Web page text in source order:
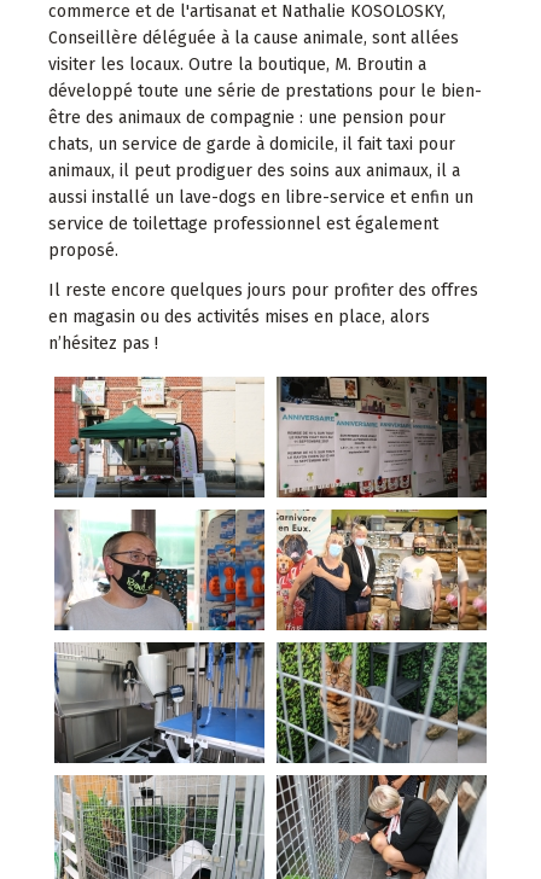
commerce et de l'artisanat et Nathalie KOSOLOSKY,
Conseillère déléguée à la cause animale, sont allées
visiter les locaux. Outre la boutique, M. Broutin a
développé toute une série de prestations pour le bien-
être des animaux de compagnie : une pension pour
chats, un service de garde à domicile, il fait taxi pour
animaux, il peut prodiguer des soins aux animaux, il a
aussi installé un lave-dogs en libre-service et enfin un
service de toilettage professionnel est également
proposé.
Il reste encore quelques jours pour profiter des offres
en magasin ou des activités mises en place, alors
n’hésitez pas !